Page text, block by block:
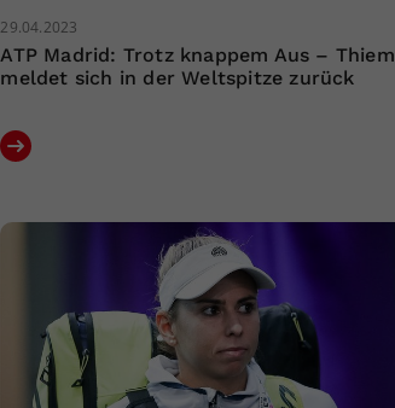
29.04.2023
ATP Madrid: Trotz knappem Aus – Thiem
meldet sich in der Weltspitze zurück